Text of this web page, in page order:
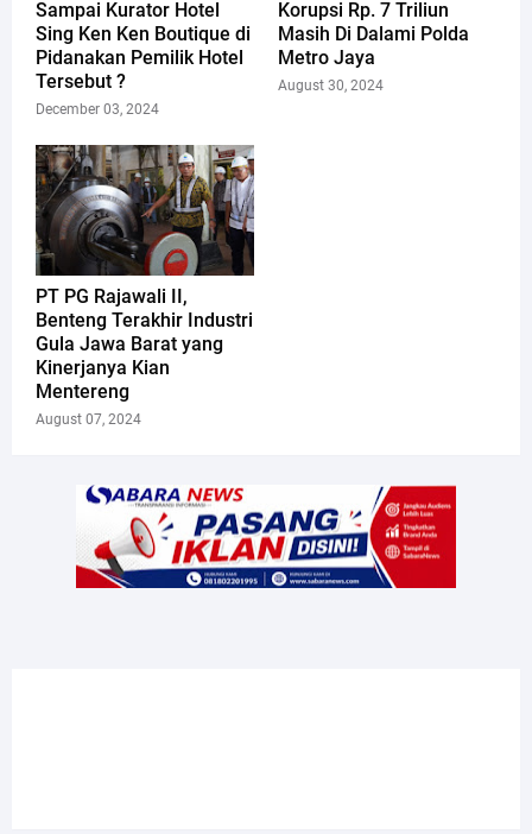
Sampai Kurator Hotel
Sing Ken Ken Boutique di
Pidanakan Pemilik Hotel
Tersebut ?
December 03, 2024
Korupsi Rp. 7 Triliun
Masih Di Dalami Polda
Metro Jaya
August 30, 2024
PT PG Rajawali II,
Benteng Terakhir Industri
Gula Jawa Barat yang
Kinerjanya Kian
Mentereng
August 07, 2024